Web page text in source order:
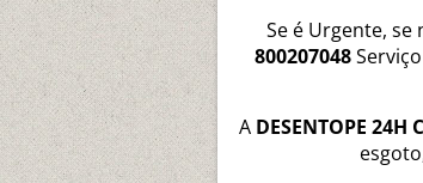
Se é Urgente, se
800207048
A DESENTOPE 24H